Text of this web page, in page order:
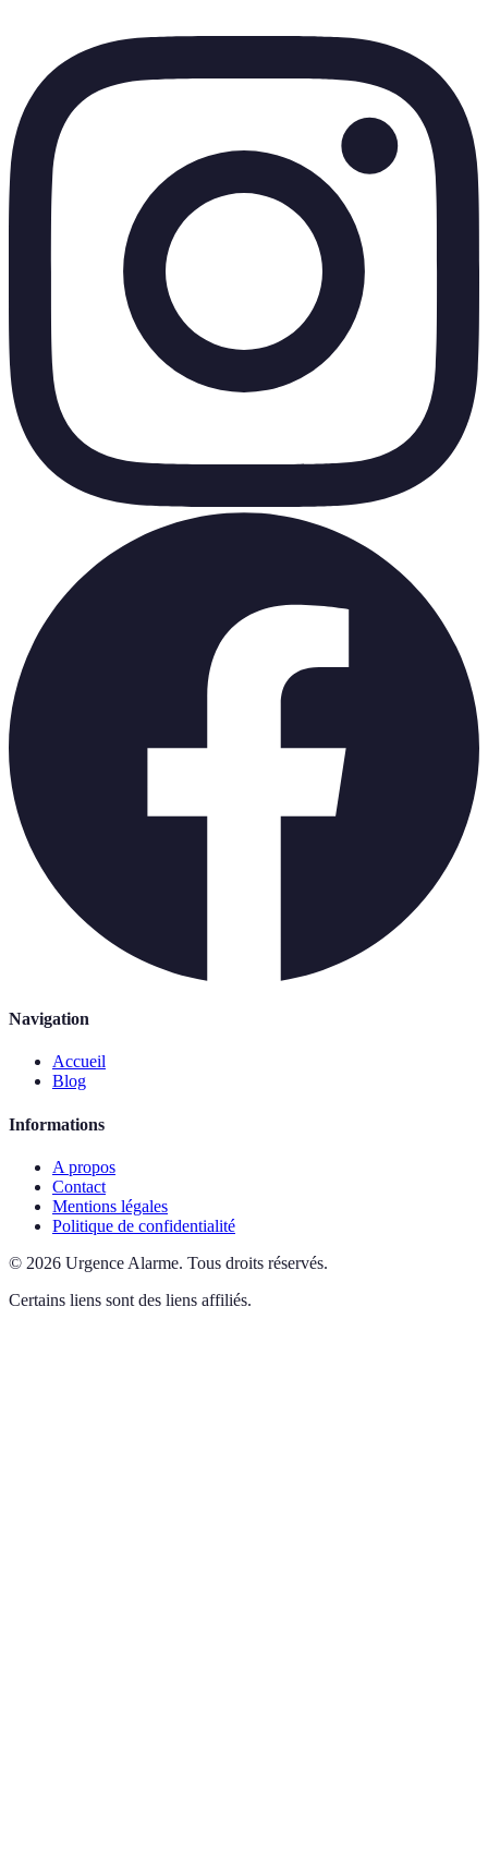
Navigation
Accueil
Blog
Informations
A propos
Contact
Mentions légales
Politique de confidentialité
© 2026 Urgence Alarme. Tous droits réservés.
Certains liens sont des liens affiliés.